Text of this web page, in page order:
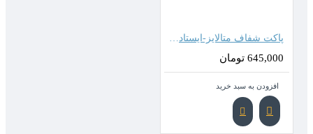
پاکت شفاف متالایز-ایستاده زیپدار ( 50*40 سانتیمتر )
645,000 تومان
افزودن به سبد خرید